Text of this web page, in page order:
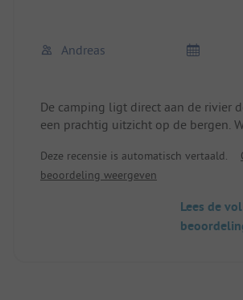
Andreas
De camping ligt direct aan de rivier
een prachtig uitzicht op de bergen.
voorzieningen zijn prima. De
vriendelijk en ongecompliceerd. Je kunt er ook
Deze recensie is automatisch vertaald.
beoordeling weergeven
Lees de